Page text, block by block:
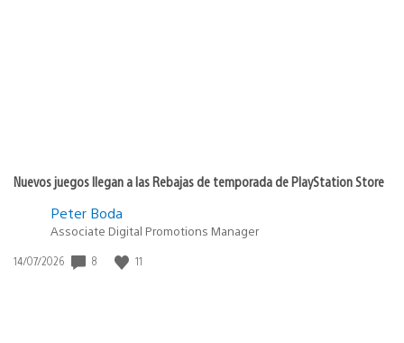
Nuevos juegos llegan a las Rebajas de temporada de PlayStation Store
Peter Boda
Associate Digital Promotions Manager
Fecha
14/07/2026 8 11